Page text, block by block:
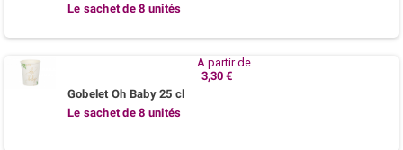
Le sachet de 8 unités
Gobelet Oh Baby 25 cl
Le sachet de 8 unités
A partir de
3,30 €